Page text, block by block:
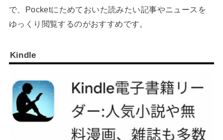
で、Pocketにためておいた読みたい記事やニュースを
ゆっくり閲覧するのがおすすめです。
Kindle